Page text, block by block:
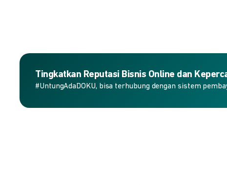
Tingkatkan Reputasi Bisnis Online dan
#UntungAdaDOKU, bisa terhubung dengan sistem